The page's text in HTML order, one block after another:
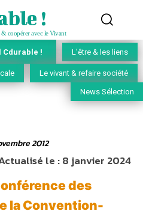
!
coopérer avec le Vivant
Cdurable ! L'être & les liens
Le vivant & refaire société
News Sélection
2012
le :8 janvier 2024
des
la Convention-